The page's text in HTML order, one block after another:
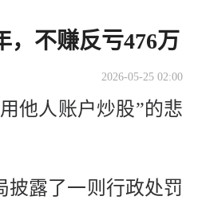
，不赚反亏476万
2026-05-25 02:00
他人账户炒股”的悲
披露了一则行政处罚